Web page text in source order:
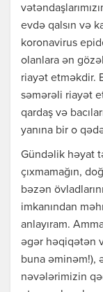
evdə qalsın və
koronavirus
olanlara ən
riayət etməkdir.
səmərəli riayət
qardaş və
yanına bir o
Gündəlik həyat
çıxmamağın,
bəzən
imkanından
anlayıram.
əgər həqiqətən
buna əminəm!),
nəvələrimizin